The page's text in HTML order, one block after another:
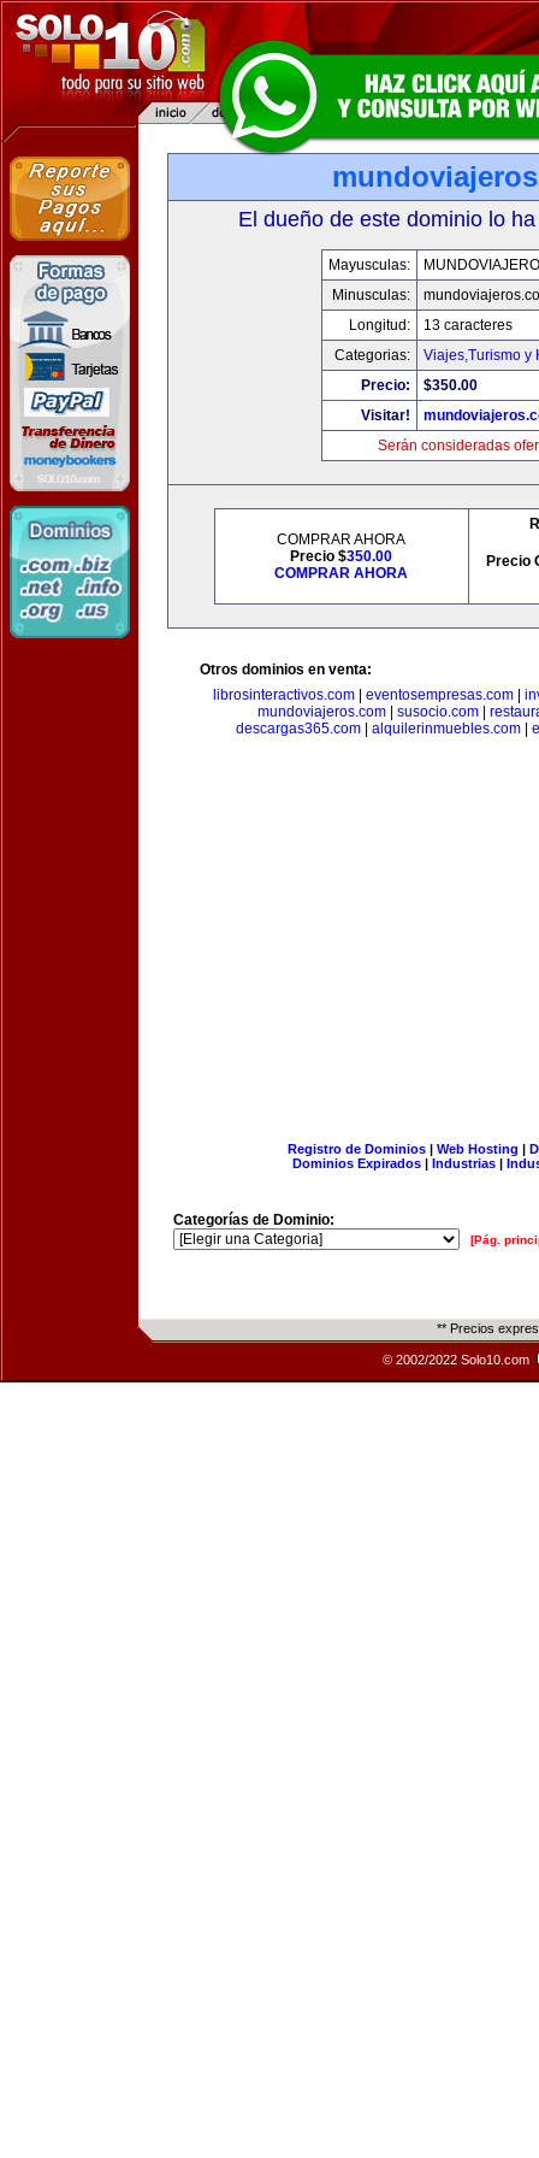
El dueño de este dominio lo
Mayusculas:
Minusculas:
Longitud:
13 caracteres
Categorias:
Viajes,Turismo y
Precio:
$350.00
Visitar!
Serán consideradas
COMPRAR AHORA
Precio $350.00
COMPRAR AHORA
Precio
Otros dominios en venta:
librosinteractivos.com| eventosempresas.com|
mundoviajeros.com| susocio.com|
descargas365.com| alquilerinmuebles.com|
Registro de Dominios| Web Hosting |
Dominios Expirados | Industrias |
Categorías de Dominio:
[Pág.
** Precios
© 2002/2022 Solo10.com